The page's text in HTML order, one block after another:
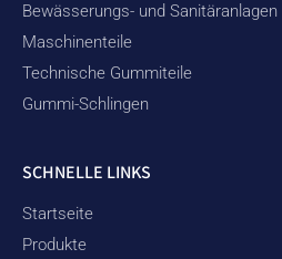
Bewässerungs- und Sanitäranlagen
Maschinenteile
Technische Gummiteile
Gummi-Schlingen
SCHNELLE LINKS
Startseite
Produkte